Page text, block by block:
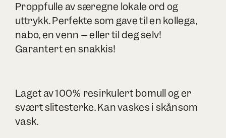
Proppfulle av særegne lokale ord og
uttrykk. Perfekte som gave til en kollega,
nabo, en venn – eller til deg selv!
Garantert en snakkis!
Laget av 100% resirkulert bomull og er
svært slitesterke. Kan vaskes i skånsom
vask.